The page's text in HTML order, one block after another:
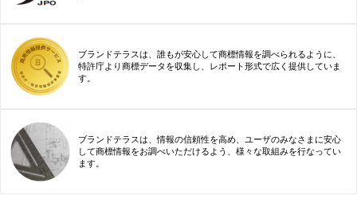
ブランドテラスは、誰もが安心して商標情報を調べられるように、
特許庁より商標データを収集し、レポート形式で広く提供していま
す。
ブランドテラスは、情報の信頼性を高め、ユーザのみなさまに安心
して商標情報をお調べいただけるよう、様々な取組みを行なってい
ます。